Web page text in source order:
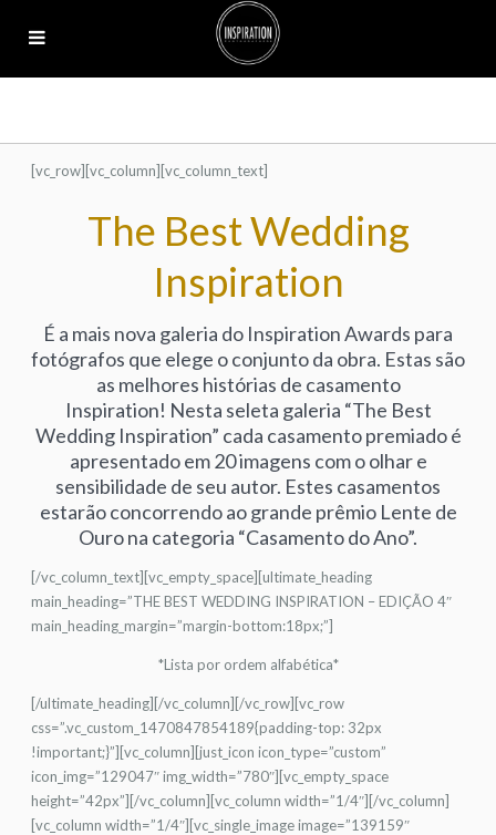
[vc_row][vc_column][vc_column_text]
The Best Wedding
Inspiration
É a mais nova galeria do Inspiration Awards para
fotógrafos que elege o conjunto da obra. Estas são
as melhores histórias de casamento
Inspiration! Nesta seleta galeria “The Best
Wedding Inspiration” cada casamento premiado é
apresentado em 20 imagens com o olhar e
sensibilidade de seu autor. Estes casamentos
estarão concorrendo ao grande prêmio Lente de
Ouro na categoria “Casamento do Ano”.
[/vc_column_text][vc_empty_space][ultimate_heading
main_heading=”THE BEST WEDDING INSPIRATION – EDIÇÃO 4″
main_heading_margin=”margin-bottom:18px;”]
*Lista por ordem alfabética*
[/ultimate_heading][/vc_column][/vc_row][vc_row
css=”.vc_custom_1470847854189{padding-top: 32px
!important;}”][vc_column][just_icon icon_type=”custom”
icon_img=”129047″ img_width=”780″][vc_empty_space
height=”42px”][/vc_column][vc_column width=”1/4″][/vc_column]
[vc_column width=”1/4″][vc_single_image image=”139159″